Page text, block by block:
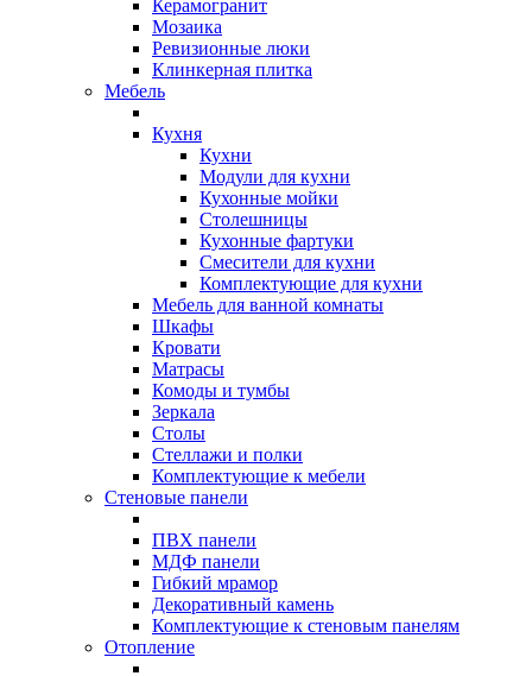
Керамогранит
Мозаика
Ревизионные люки
Клинкерная плитка
Мебель
Кухня
Кухни
Модули для кухни
Кухонные мойки
Столешницы
Кухонные фартуки
Смесители для кухни
Комплектующие для кухни
Мебель для ванной комнаты
Шкафы
Кровати
Матрасы
Комоды и тумбы
Зеркала
Столы
Стеллажи и полки
Комплектующие к мебели
Стеновые панели
ПВХ панели
МДФ панели
Гибкий мрамор
Декоративный камень
Комплектующие к стеновым панелям
Отопление